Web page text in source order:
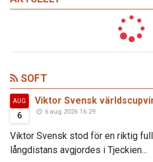
SOFT
AUG
6
Viktor Svensk
6 aug 2026 16:29
Viktor Svensk stod för en riktig
långdistans avgjordes i Tjeckien...